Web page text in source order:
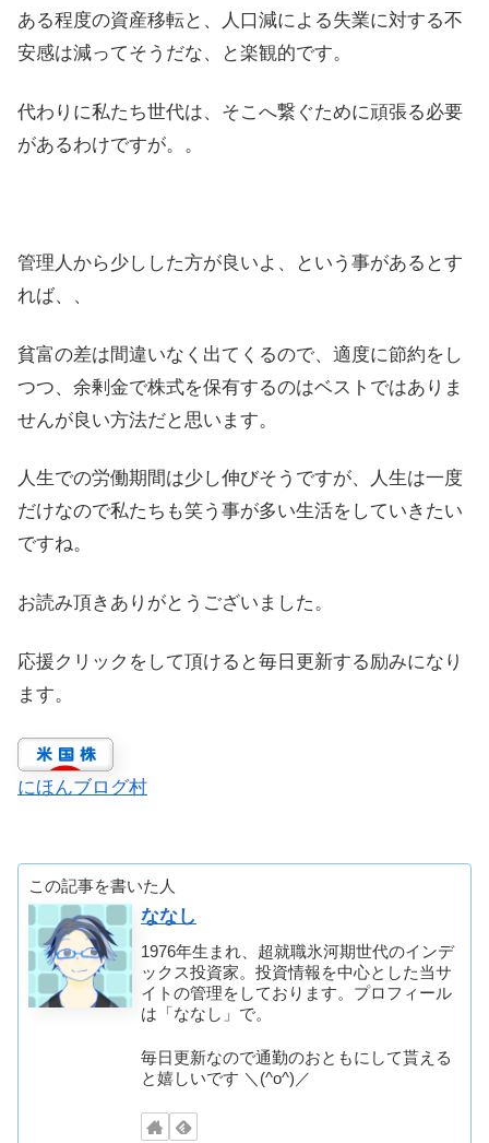
ある程度の資産移転と、人口減による失業に対する不
安感は減ってそうだな、と楽観的です。
代わりに私たち世代は、そこへ繋ぐために頑張る必要
があるわけですが。。
管理人から少しした方が良いよ、という事があるとす
れば、、
貧富の差は間違いなく出てくるので、適度に節約をし
つつ、余剰金で株式を保有するのはベストではありま
せんが良い方法だと思います。
人生での労働期間は少し伸びそうですが、人生は一度
だけなので私たちも笑う事が多い生活をしていきたい
ですね。
お読み頂きありがとうございました。
応援クリックをして頂けると毎日更新する励みになり
ます。
にほんブログ村
この記事を書いた人
ななし
1976年生まれ、超就職氷河期世代のインデ
ックス投資家。投資情報を中心とした当サ
イトの管理をしております。プロフィール
は「ななし」で。
毎日更新なので通勤のおともにして貰える
と嬉しいです ＼(^o^)／